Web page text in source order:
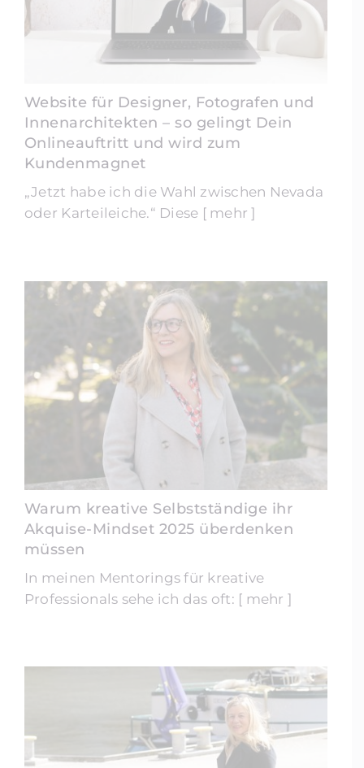
Website für Designer, Fotografen und
Innenarchitekten – so gelingt Dein
Onlineauftritt und wird zum
Kundenmagnet
„Jetzt habe ich die Wahl zwischen Nevada
oder Karteileiche.“ Diese [ mehr ]
Warum kreative Selbstständige ihr
Akquise-Mindset 2025 überdenken
müssen
In meinen Mentorings für kreative
Professionals sehe ich das oft: [ mehr ]